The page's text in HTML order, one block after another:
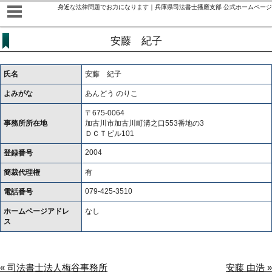
身近な法律問題でお力になります｜兵庫県司法書士播磨支部 公式ホームページ
安藤 紀子
氏名 安藤 紀子
よみがな あんどう のりこ
事務所所在地
〒675-0064
加古川市加古川町溝之口553番地の3
ＤＣＴビル101
登録番号 2004
簡裁代理権 有
電話番号 079-425-3510
ホームページアドレ
ス
なし
« 司法書士法人梅谷事務所 安藤 由浩 »